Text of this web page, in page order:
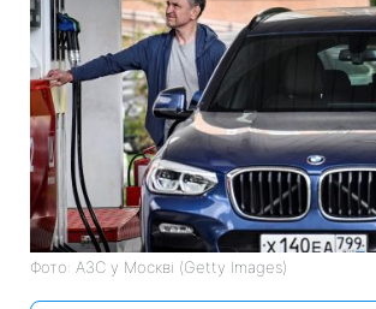
Фото: АЗС у Москві (Getty Images)